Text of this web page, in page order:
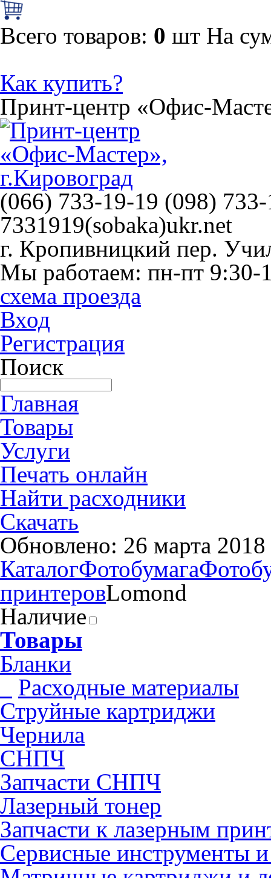
Всего товаров: 0 шт На
Как купить?
Принт-центр «Офис-
(066) 733-19-19 (098)
7331919(sobaka)ukr.net
г. Кропивницкий пер.
Мы работаем: пн-пт 9:30-
схема проезда
Вход
Регистрация
Поиск
Главная
Товары
Услуги
Печать онлайн
Найти расходники
Скачать
Обновлено: 26 марта 2018
КаталогФотобумага
принтеровLomond
Наличие
Товары
Бланки
Pасходные материалы
Струйные картриджи
Чернила
СНПЧ
Запчасти СНПЧ
Лазерный тонер
Запчасти к лазерным
Сервисные инструменты